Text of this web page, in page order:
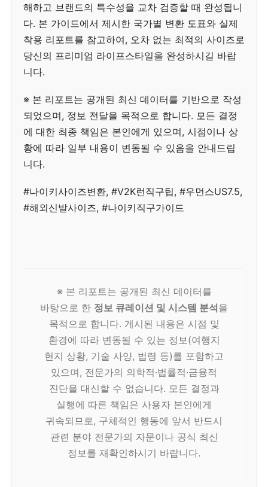
해하고 브랜드의 특수성을 교차 검증할 때 완성됩니
다. 본 가이드에서 제시한 국가별 변환 도표와 실제
착용 리포트를 참고하여, 오차 없는 최적의 사이즈로
당신의 프리미엄 라이프스타일을 완성하시길 바랍
니다.
※ 본 리포트는 공개된 최신 데이터를 기반으로 작성
되었으며, 정보 전달을 목적으로 합니다. 모든 결정
에 대한 최종 책임은 본인에게 있으며, 시점이나 상
황에 따라 일부 내용이 변동될 수 있음을 안내드립
니다.
#나이키사이즈변환, #V2K런직구팁, #우먼스US7.5,
#해외신발사이즈, #나이키직구가이드
※ 본 리포트는 공개된 최신 데이터를
바탕으로 한 정보 큐레이션 및 시스템 분석을
목적으로 합니다. 게시된 내용은 시점 및
환경에 따라 변동될 수 있는 정보(여행지
현지 상황, 기술 사양, 법령 등)를 포함하고
있으며, 전문가의 의학적·법률적·금융적
진단을 대신할 수 없습니다. 모든 결정과
실행에 따른 책임은 사용자 본인에게
귀속되므로, 구체적인 행동에 앞서 반드시
관련 분야 전문가의 자문이나 공식 최신
정보를 재확인하시기 바랍니다.